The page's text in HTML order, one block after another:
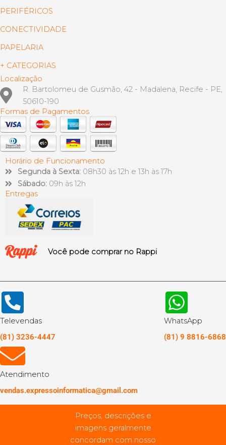
PERIFÉRICOS
CONECTIVIDADE
PAPELARIA
+ CATEGORIAS
Localização
R. Bartolomeu de Gusmão, 42 - Madalena, Recife - PE,
50610-190
Formas de Pagamentos
Horário de Funcionamento
Segunda à Sexta: 08h30 às 12h e 13h às 17h
Sábado: 09h às 12h
Entregas
Você pode comprar no Rappi
Televendas
(81) 3236-4447
WhatsApp
(81) 9 8816-6868
Atendimento
vendas.expressoinformatica@gmail.com
Preços, descrições e
imagens geralmente
concordam com nosso